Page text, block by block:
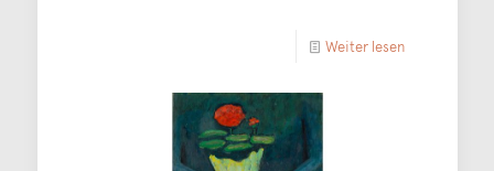
Weiter lesen